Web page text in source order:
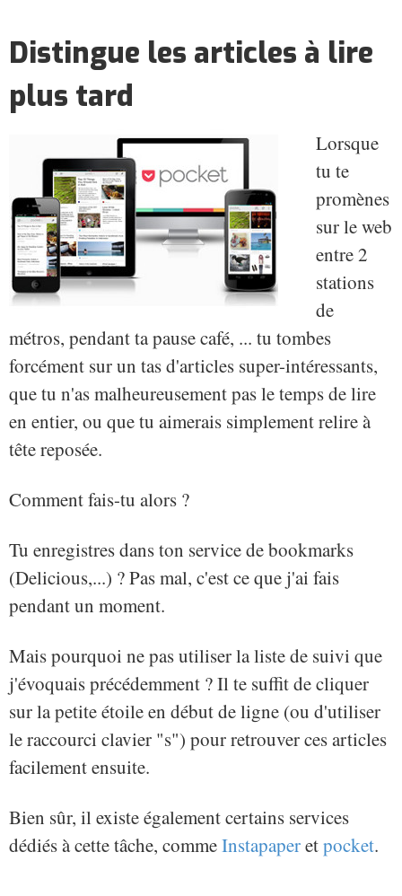
Distingue les articles à lire
plus tard
Lorsque
tu te
promènes
sur le web
entre 2
stations
de
métros, pendant ta pause café, ... tu tombes
forcément sur un tas d'articles super-intéressants,
que tu n'as malheureusement pas le temps de lire
en entier, ou que tu aimerais simplement relire à
tête reposée.
Comment fais-tu alors ?
Tu enregistres dans ton service de bookmarks
(Delicious,...) ? Pas mal, c'est ce que j'ai fais
pendant un moment.
Mais pourquoi ne pas utiliser la liste de suivi que
j'évoquais précédemment ? Il te suffit de cliquer
sur la petite étoile en début de ligne (ou d'utiliser
le raccourci clavier "s") pour retrouver ces articles
facilement ensuite.
Bien sûr, il existe également certains services
dédiés à cette tâche, commeInstapaperetpocket.